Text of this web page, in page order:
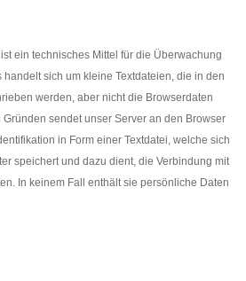
ein technisches Mittel für die Überwachung
handelt sich um kleine Textdateien, die in den
werden, aber nicht die Browserdaten
sendet unser Server an den Browser
in Form einer Textdatei, welche sich
speichert und dazu dient, die Verbindung mit
In keinem Fall enthält sie persönliche Daten